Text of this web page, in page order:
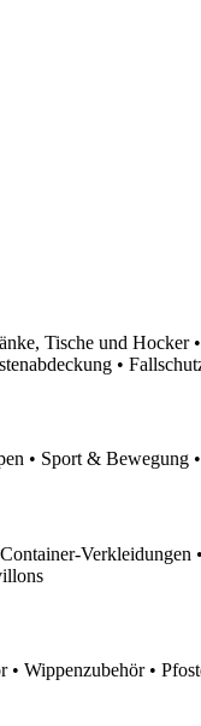
Tische und Hocker
•
• Sport & Bewegung
Verkleidungen
Wippenzubehör •